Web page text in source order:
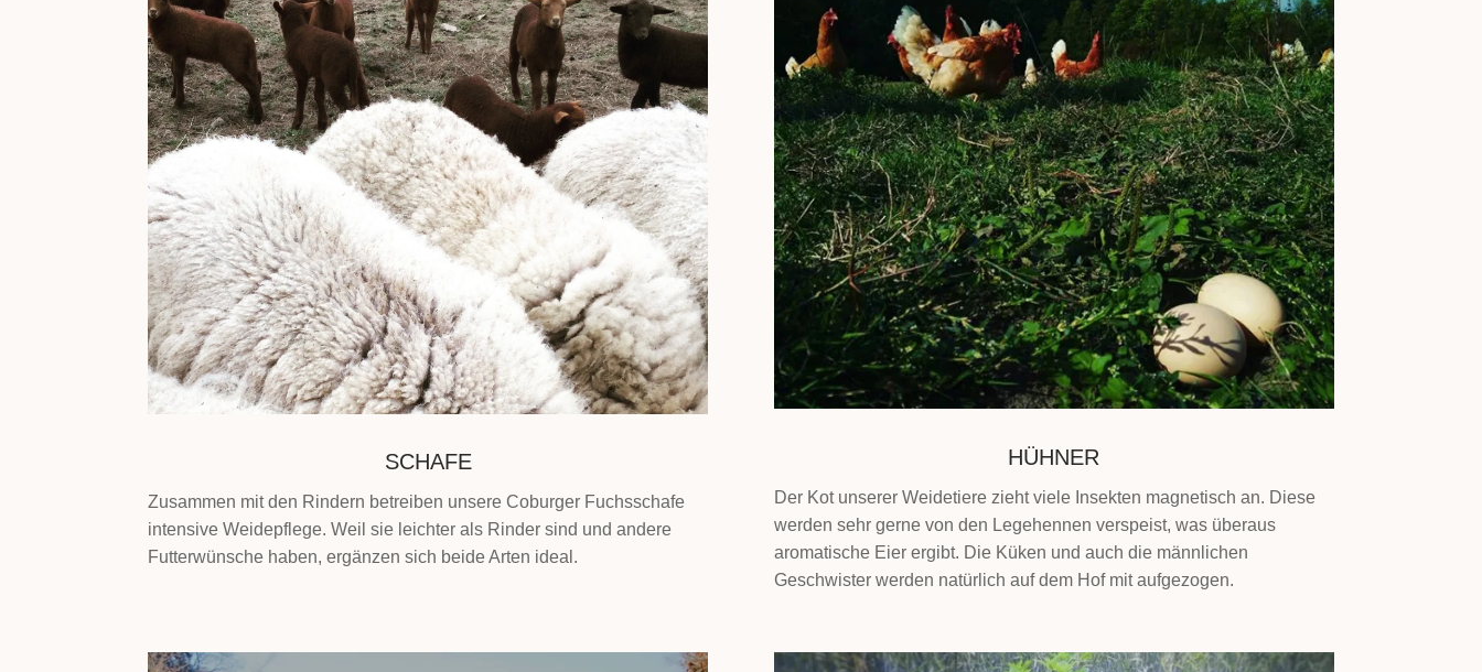
SCHAFE
Zusammen mit den Rindern betreiben unsere Coburger Fuchsschafe
intensive Weidepflege. Weil sie leichter als Rinder sind und andere
Futterwünsche haben, ergänzen sich beide Arten ideal.
HÜHNER
Der Kot unserer Weidetiere zieht viele Insekten magnetisch an. Diese
werden sehr gerne von den Legehennen verspeist, was überaus
aromatische Eier ergibt. Die Küken und auch die männlichen
Geschwister werden natürlich auf dem Hof mit aufgezogen.